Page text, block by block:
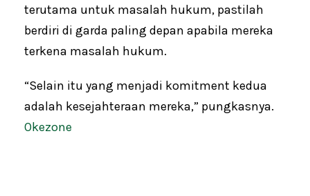
terutama untuk masalah hukum, pastilah
berdiri di garda paling depan apabila mereka
terkena masalah hukum.
“Selain itu yang menjadi komitment kedua
adalah kesejahteraan mereka,” pungkasnya.
Okezone